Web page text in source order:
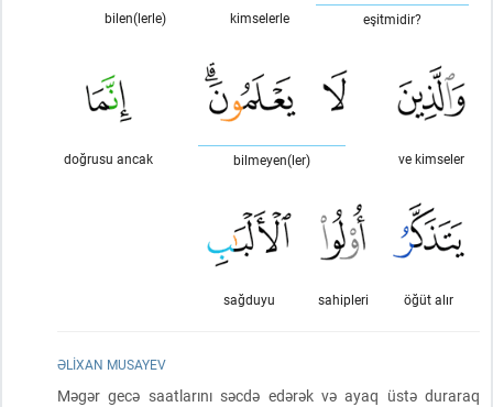
eşitmidir?
kimselerle
bilen(lerle)
ve kimseler
bilmeyen(ler)
doğrusu ancak
öğüt alır
sahipleri
sağduyu
ƏLIXAN MUSAYEV
Məgər gecə saatlarını səcdə edərək və ayaq üstə duraraq